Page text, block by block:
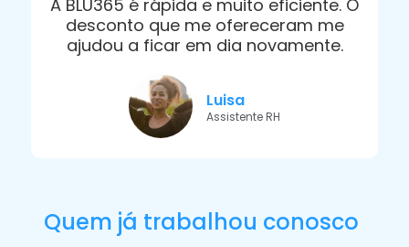
A BLU365 é rápida e muito eficiente. O
desconto que me ofereceram me
ajudou a ficar em dia novamente.
Luisa
Assistente RH
Quem já trabalhou conosco